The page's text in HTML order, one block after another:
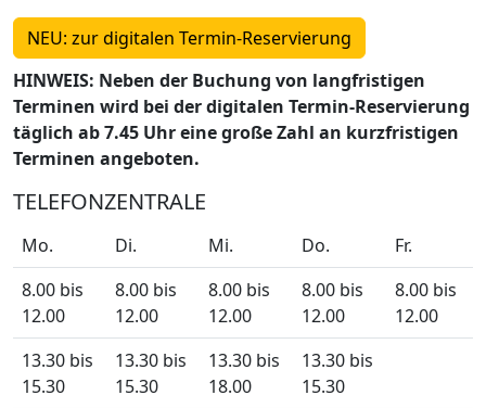
NEU: zur digitalen Termin-Reservierung
HINWEIS: Neben der Buchung von langfristigen
Terminen wird bei der digitalen Termin-Reservierung
täglich ab 7.45 Uhr eine große Zahl an kurzfristigen
Terminen angeboten.
TELEFONZENTRALE
Mo. Di. Mi. Do.
Fr.
8.00 bis
12.00
8.00 bis
12.00
8.00 bis
12.00
8.00 bis
12.00
8.00 bis
12.00
13.30 bis
15.30
13.30 bis
15.30
13.30 bis
18.00
13.30 bis
15.30